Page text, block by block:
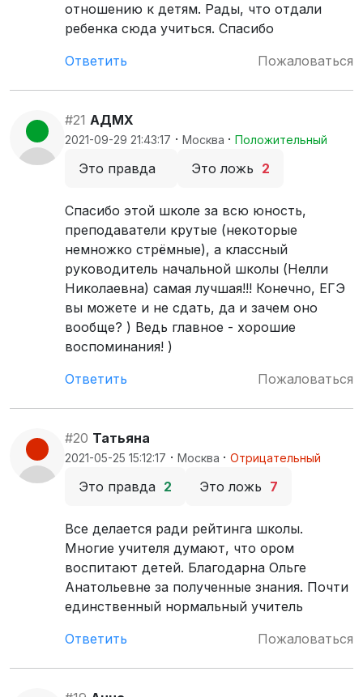
отношению к детям. Рады, что отдали
ребенка сюда учиться. Спасибо
Ответить
Пожаловаться
#21 АДМХ
2021-09-29 21:43:17 · Москва · Положительный
Это правда Это ложь 2
Спасибо этой школе за всю юность,
преподаватели крутые (некоторые
немножко стрёмные), а классный
руководитель начальной школы (Нелли
Николаевна) самая лучшая!!! Конечно, ЕГЭ
вы можете и не сдать, да и зачем оно
вообще? ) Ведь главное - хорошие
воспоминания! )
Ответить
Пожаловаться
#20 Татьяна
2021-05-25 15:12:17 · Москва · Отрицательный
Это правда 2 Это ложь 7
Все делается ради рейтинга школы.
Многие учителя думают, что ором
воспитают детей. Благодарна Ольге
Анатольевне за полученные знания. Почти
единственный нормальный учитель
Ответить
Пожаловаться